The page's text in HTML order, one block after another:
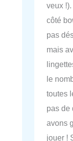
veux
côté
pas
mais
le
toutes
pas
avons
jouer !